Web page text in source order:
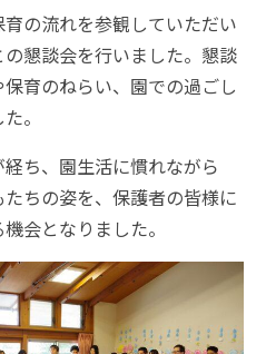
の流れを参観していただい
懇談会を行いました。懇談
育のねらい、園での過ごし
。
ち、園生活に慣れながら
ちの姿を、保護者の皆様に
会となりました。